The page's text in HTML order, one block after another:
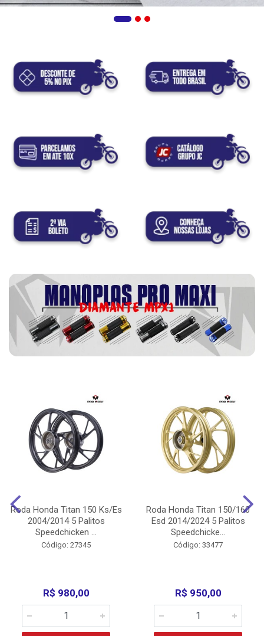
Roda Honda Titan 150 Ks/Es
2004/2014 5 Palitos
Speedchicken ...
Código: 27345
R$ 980,00
Roda Honda Titan 150/160
Esd 2014/2024 5 Palitos
Speedchicke...
Código: 33477
R$ 950,00